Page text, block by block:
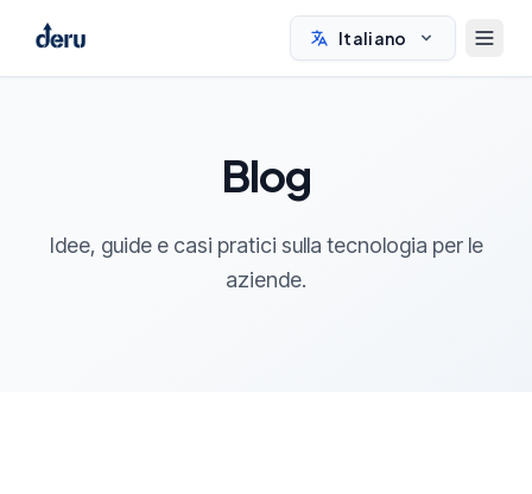
Italiano
Blog
Idee, guide e casi pratici sulla tecnologia per le
aziende.